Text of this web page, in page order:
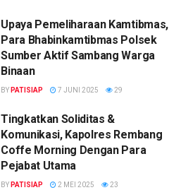
Upaya Pemeliharaan Kamtibmas,
Para Bhabinkamtibmas Polsek
Sumber Aktif Sambang Warga
Binaan
BY PATISIAP 7 JUNI 2025 29
Tingkatkan Soliditas &
Komunikasi, Kapolres Rembang
Coffe Morning Dengan Para
Pejabat Utama
BY PATISIAP 2 MEI 2025 23